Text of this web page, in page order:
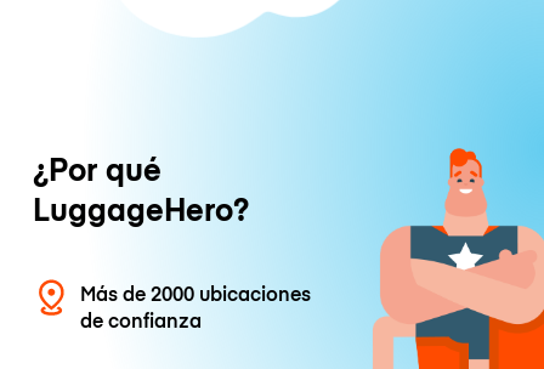
¿Por qué
LuggageHero?
Más de 2000 ubicaciones
de confianza